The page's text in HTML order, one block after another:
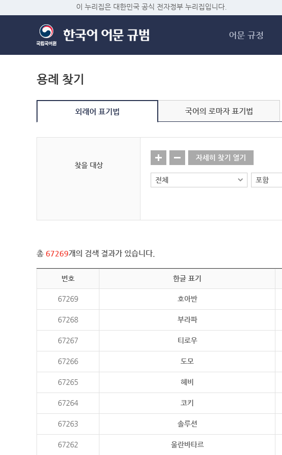
이 누리집은 대한민국 공식 전자정부 누리집입니다.
어문 규정
용례 찾기
외래어 표기법 국어의 로마자 표기법
찾을 대상
자세히 찾기 열기
총 67269개의 검색 결과가 있습니다.
번호 한글 표기
67269 호아반
67268 부라파
67267 티로우
67266 도모
67265 헤비
67264 코키
67263 솔루션
67262 울란바타르